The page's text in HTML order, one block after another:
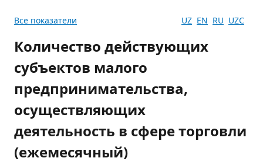
Все показатели UZ EN RU UZC
Количество действующих
субъектов малого
предпринимательства,
осуществляющих
деятельность в сфере торговли
(ежемесячный)